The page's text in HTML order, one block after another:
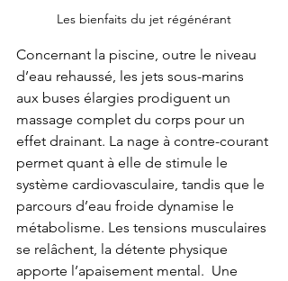
Les bienfaits du jet régénérant
Concernant la piscine, outre le niveau
d’eau rehaussé, les jets sous-marins
aux buses élargies prodiguent un
massage complet du corps pour un
effet drainant. La nage à contre-courant
permet quant à elle de stimule le
système cardiovasculaire, tandis que le
parcours d’eau froide dynamise le
métabolisme. Les tensions musculaires
se relâchent, la détente physique
apporte l’apaisement mental.  Une